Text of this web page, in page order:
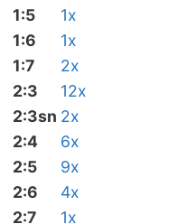
1:5
1x
1:6
1x
1:7
2x
2:3
12x
2:3sn 2x
2:4
6x
2:5
9x
2:6
4x
2:7
1x